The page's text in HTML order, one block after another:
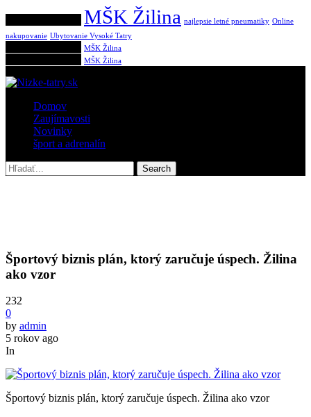
MŠK Žilina najlepsie letné pneumatiky Online
nakupovanie Ubytovanie Vysoké Tatry
MŠK Žilina
MŠK Žilina
Domov
Zaujímavosti
Novinky
šport a adrenalín
Športový biznis plán, ktorý zaručuje úspech. Žilina
ako vzor
232
0
by admin
5 rokov ago
In
Športový biznis plán, ktorý zaručuje úspech. Žilina ako vzor